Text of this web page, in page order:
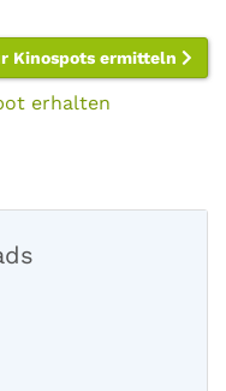
Kinospots ermitteln
erhalten